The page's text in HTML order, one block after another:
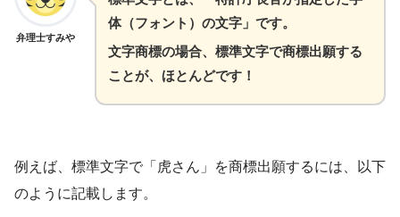
弁理士すみや
体（フォント）の文字」です。
文字商標の場合、標準文字で商標出願する
ことが、ほとんどです！
例えば、標準文字で「虎さん」を商標出願するには、以下
のように記載します。